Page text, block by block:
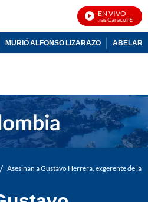
EN VIVO
Noticias Caracol En Vivo
MURIÓ ALFONSO LIZARAZO
/ Asesinan a Gustavo Herrera, exgerente de la